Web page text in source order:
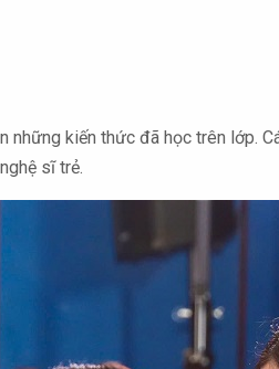
kiến thức đã học trên lớp.
sĩ trẻ.